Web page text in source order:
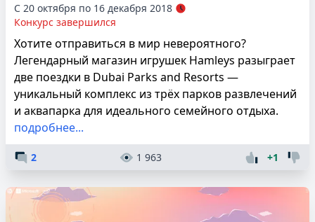
С 20 октября по 16 декабря 2018
Конкурс завершился
Хотите отправиться в мир невероятного?
Легендарный магазин игрушек Hamleys разыграет
две поездки в Dubai Parks and Resorts —
уникальный комплекс из трёх парков развлечений
и аквапарка для идеального семейного отдыха.
подробнее...
2 1 963 +1